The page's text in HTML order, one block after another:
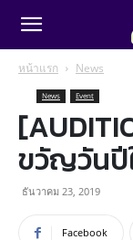
หน้าแรก News
News Event
ขวัญวันปี
ธันวาคม 23, 2019
Facebook